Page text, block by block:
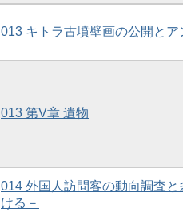
013 キトラ古墳壁画の公開と
013 第V章 遺物
014 外国人訪問客の動向調査
ける－